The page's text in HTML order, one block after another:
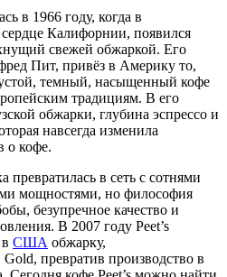
в 1966 году, когда в
Калифорнии, появился
свежей обжаркой. Его
Пит, привёз в Америку то,
темный, насыщенный кофе
традициям. В его
обжарки, глубина эспрессо и
навсегда изменила
о кофе.
превратилась в сеть с сотнями
мощностями, но философия
безупречное качество и
В 2007 году Peet’s
США обжарку,
превратив производство в